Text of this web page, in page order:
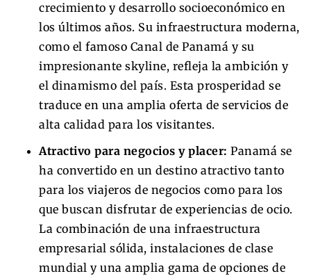
crecimiento y desarrollo socioeconómico en
los últimos años. Su infraestructura moderna,
como el famoso Canal de Panamá y su
impresionante skyline, refleja la ambición y
el dinamismo del país. Esta prosperidad se
traduce en una amplia oferta de servicios de
alta calidad para los visitantes.
Atractivo para negocios y placer: Panamá se
ha convertido en un destino atractivo tanto
para los viajeros de negocios como para los
que buscan disfrutar de experiencias de ocio.
La combinación de una infraestructura
empresarial sólida, instalaciones de clase
mundial y una amplia gama de opciones de